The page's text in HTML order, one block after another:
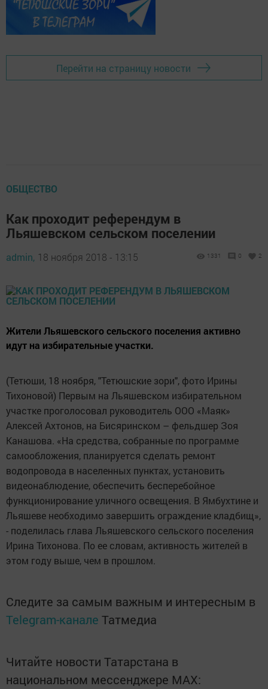
Перейти на страницу новости
ОБЩЕСТВО
Как проходит референдум в
Льяшевском сельском поселении
admin, 18 ноября 2018 - 13:15 1331 0 2
Жители Льяшевского сельского поселения активно
идут на избирательные участки.
(Тетюши, 18 ноября, "Тетюшские зори", фото Ирины
Тихоновой) Первым на Льяшевском избирательном
участке проголосовал руководитель ООО «Маяк»
Алексей Ахтонов, на Бисяринском – фельдшер Зоя
Канашова. «На средства, собранные по программе
самообложения, планируется сделать ремонт
водопровода в населенных пунктах, установить
видеонаблюдение, обеспечить бесперебойное
функционирование уличного освещения. В Ямбухтине и
Льяшеве необходимо завершить ограждение кладбищ»,
- поделилась глава Льяшевского сельского поселения
Ирина Тихонова. По ее словам, активность жителей в
этом году выше, чем в прошлом.
Следите за самым важным и интересным в
Telegram-канале Татмедиа
Читайте новости Татарстана в
национальном мессенджере MАХ: